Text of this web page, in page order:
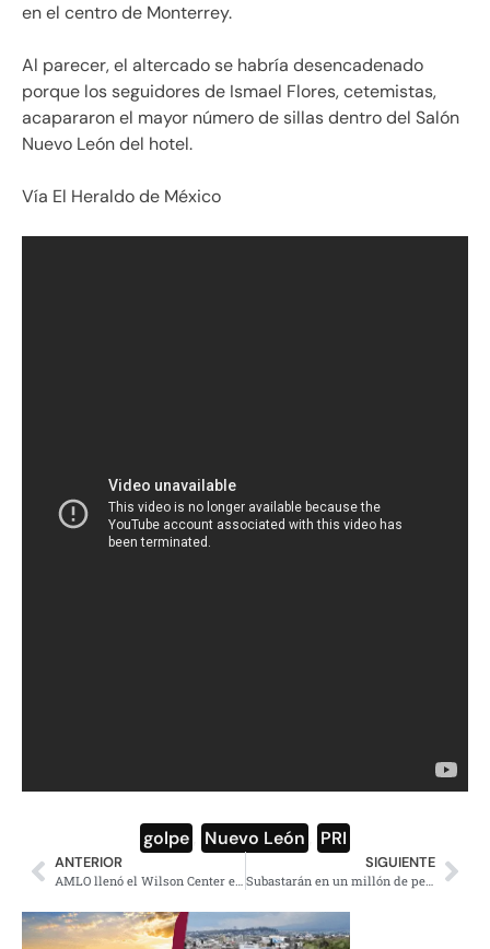
en el centro de Monterrey.
Al parecer, el altercado se habría desencadenado
porque los seguidores de Ismael Flores, cetemistas,
acapararon el mayor número de sillas dentro del Salón
Nuevo León del hotel.
Vía El Heraldo de México
golpe Nuevo León PRI
ANTERIOR
AMLO llenó el Wilson Center en Washington
SIGUIENTE
Subastarán en un millón de pesos el vestido de ‘La bruja del 71’